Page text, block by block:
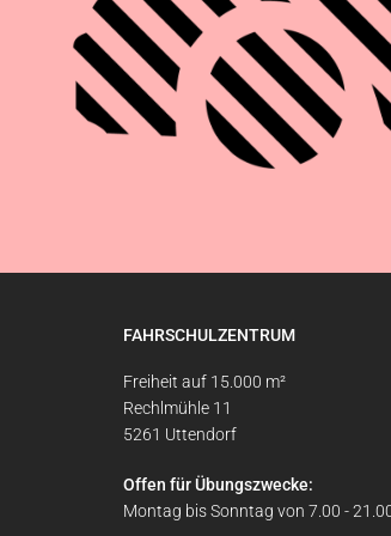
FAHRSCHULZENTRUM
Freiheit auf 15.000 m²
Rechlmühle 11
5261 Uttendorf
Offen für Übungszwecke:
Montag bis Sonntag von 7.00 -